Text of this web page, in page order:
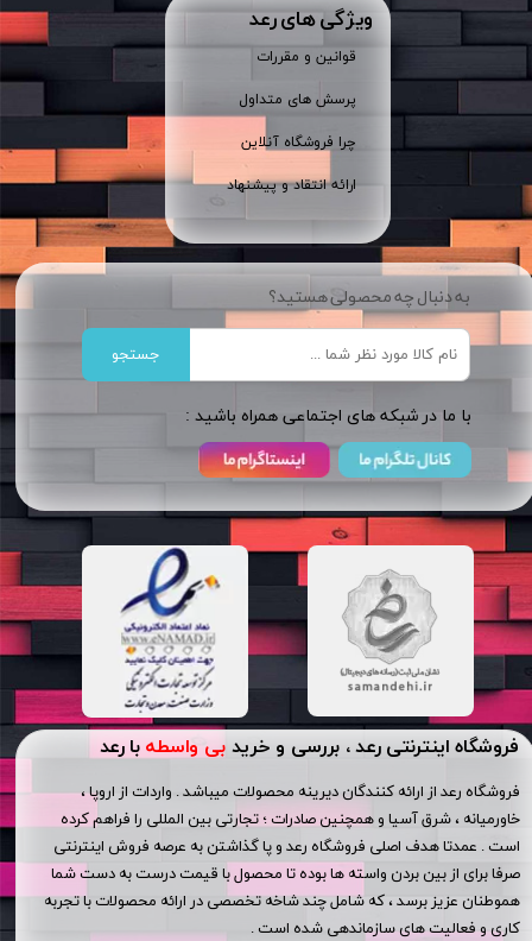
فروشگاه اینترنتی رعد ، بررسی و خرید بی واسطه با رعد
فروشگاه رعد از ارائه کنندگان دیرینه محصولات میباشد . واردات از اروپا ،
خاورمیانه ، شرق آسیا و همچنین صادرات ؛ تجارتی بین المللی را فراهم کرده
است . عمدتا هدف اصلی فروشگاه رعد و پا گذاشتن به عرصه فروش اینترنتی
صرفا برای از بین بردن واسته ها بوده تا محصول با قیمت درست به دست شما
هموطنان عزیز برسد ، که شامل چند شاخه تخصصی در ارائه محصولات با تجربه
کاری و فعالیت های سازماندهی شده است .
ویژگی های رعد
قوانین و مقررات
پرسش های متداول
چرا فروشگاه آنلاین
ارائه انتقاد و پیشنهاد
به دنبال چه محصولی هستید؟
جستجو
​​با ما در شبکه های اجتماعی همراه باشید :